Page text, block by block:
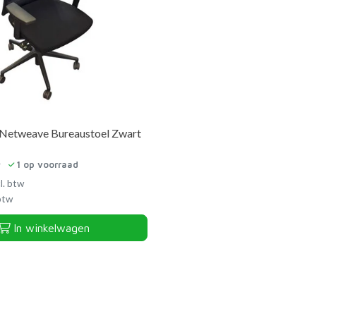
Bureaustoel Zwart
1 op voorraad
btw
In winkelwagen